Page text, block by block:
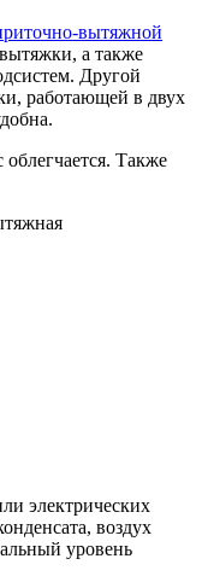
вытяжной
а также
Другой
работающей в двух
Также
электрических
воздух
уровень